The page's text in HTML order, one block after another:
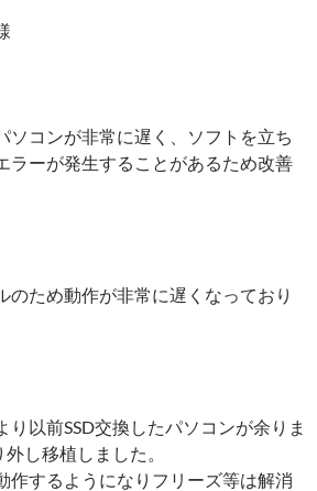
ソコンが非常に遅く、ソフトを立ち
ラーが発生することがあるため改善
のため動作が非常に遅くなっており
り以前SSD交換したパソコンが余りま
し移植しました。
作するようになりフリーズ等は解消